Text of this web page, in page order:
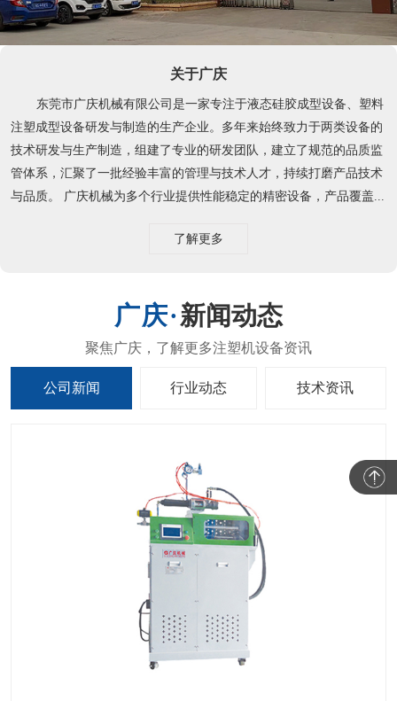
关于广庆
东莞市广庆机械有限公司是一家专注于液态硅胶成型设备、塑料
注塑成型设备研发与制造的生产企业。多年来始终致力于两类设备的
技术研发与生产制造，组建了专业的研发团队，建立了规范的品质监
管体系，汇聚了一批经验丰富的管理与技术人才，持续打磨产品技术
与品质。 广庆机械为多个行业提供性能稳定的精密设备，产品覆盖...
了解更多
新闻动态
公司新闻 行业动态 技术资讯